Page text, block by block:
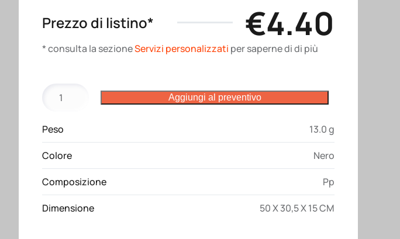
Prezzo di listino* €4.40
* consulta la sezioneServizi personalizzati per saperne di di più
per
art.
06128/06129
Aggiungi al preventivo
Peso 13.0 g
Colore Nero
Composizione Pp
Dimensione 50 X 30,5 X 15 CM